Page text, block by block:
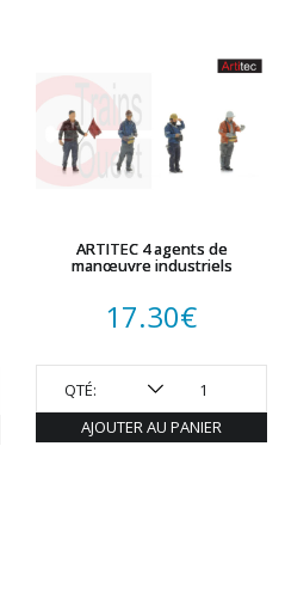
ARTITEC 4 agents de
manœuvre industriels
17.30€
QTÉ:
AJOUTER AU PANIER